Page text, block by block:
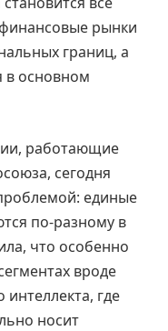
рынки
границ, а
в основном
работающие
сегодня
единые
по-разному в
что особенно
вроде
интеллекта, где
носит